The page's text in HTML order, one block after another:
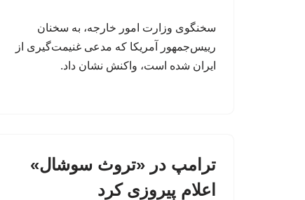
سخنگوی وزارت امور خارجه، به سخنان
رییس‌جمهور آمریکا که مدعی غنیمت‌گیری از
ایران شده است، واکنش نشان داد.
ترامپ در «تروث سوشال»
اعلام پیروزی کرد